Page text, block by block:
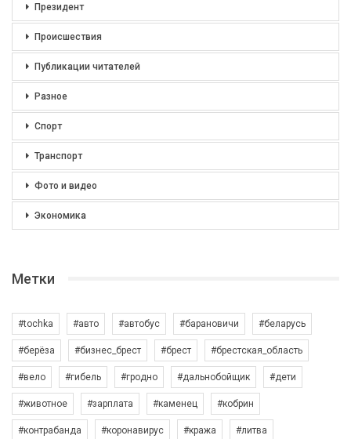
Президент
Происшествия
Публикации читателей
Разное
Спорт
Транспорт
Фото и видео
Экономика
Метки
#tochka #авто #автобус #барановичи #беларусь
#берёза #бизнес_брест #брест #брестская_область
#вело #гибель #гродно #дальнобойщик #дети
#животное #зарплата #каменец #кобрин
#контрабанда #коронавирус #кража #литва